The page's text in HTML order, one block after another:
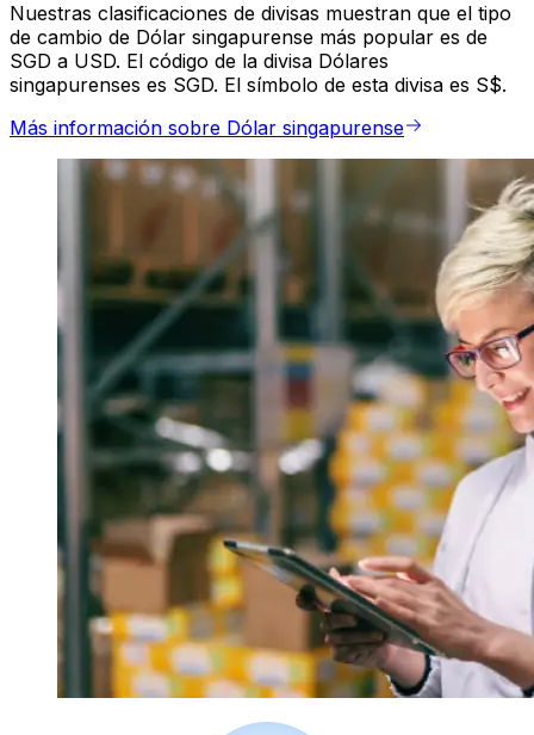
Nuestras clasificaciones de divisas muestran que el tipo
de cambio de Dólar singapurense más popular es de
SGD a USD. El código de la divisa Dólares
singapurenses es SGD. El símbolo de esta divisa es S$.
Más información sobre Dólar singapurense